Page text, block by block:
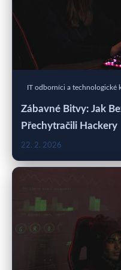
IT odborníci a technologické
Zábavné Bitvy: Jak
Přechytračili Hackery
22. 2. 2026